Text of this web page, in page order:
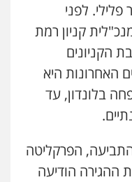
פלילי. לפני
קניון רמת
הקניונים
האחרונות היא
בלונדון, עד
הפרקליטה
ההגירה הודיעה
אזרחי כלכלי
שרקי
מרב"ד